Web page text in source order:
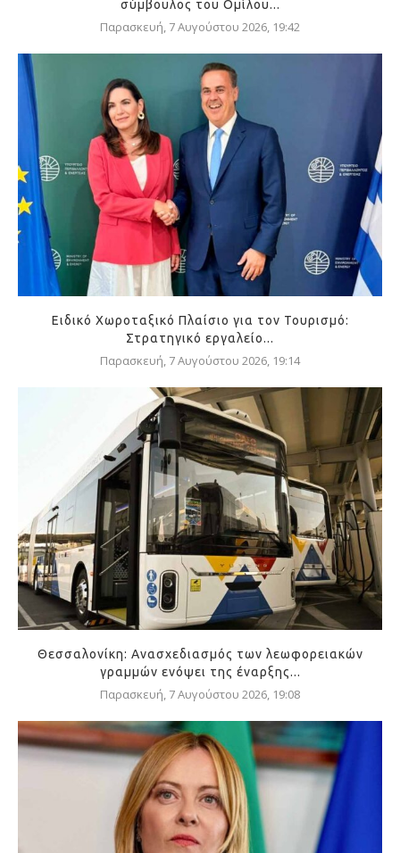
σύμβουλος του Ομίλου...
Παρασκευή, 7 Αυγούστου 2026, 19:42
Ειδικό Χωροταξικό Πλαίσιο για τον Τουρισμό:
Στρατηγικό εργαλείο...
Παρασκευή, 7 Αυγούστου 2026, 19:14
Θεσσαλονίκη: Ανασχεδιασμός των λεωφορειακών
γραμμών ενόψει της έναρξης...
Παρασκευή, 7 Αυγούστου 2026, 19:08